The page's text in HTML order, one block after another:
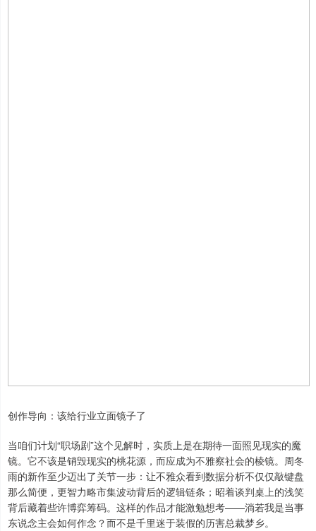
创作导向：该给行业立面镜子了
当咱们计划“职场剧”这个见解时，实质上是在期待一面照见现实的魔
镜。它不该是销毁现实的桃花源，而应成为不雅察社会的棱镜。周冬
雨的新作至少迈出了关节一步：让不雅众看到数据分析不仅仅敲键盘
那么简便，更智力略市集波动背后的逻辑链条；昭着谈判桌上的浅笑
背后藏着些许博弈筹码。这样的作品才能激勉想考——淌若我是当事
东说念主会如何作念？而不是千里迷于装假的历害总裁梦乡。